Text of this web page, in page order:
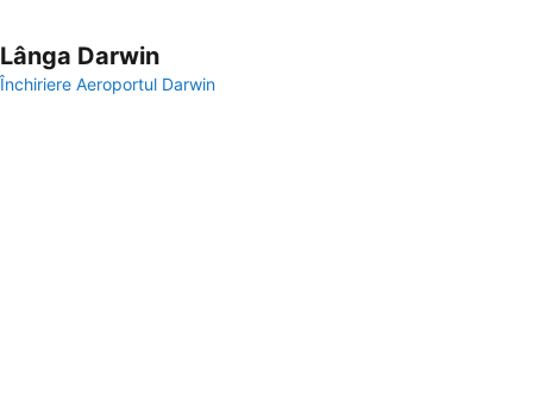
Lânga Darwin
Închiriere Aeroportul Darwin